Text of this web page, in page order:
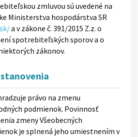
zmluvou sú uvedené na
Ministerstva hospodárstva SR
a v zákone č. 391/2015 Z.z. o
spotrebiteľských sporov a o
zákonov.
právo na zmenu
podmienok. Povinnosť
zmeny Všeobecných
je splnená jeho umiestnením v